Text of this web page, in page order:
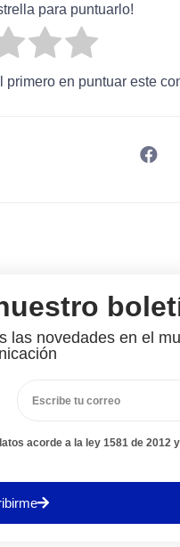
para puntuarlo!
primero en puntuar este
las novedades en el
acorde a la ley 1581 de 2012